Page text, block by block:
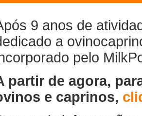
jose correia de melo
Todo o conteúdo publicado por este usuário é de